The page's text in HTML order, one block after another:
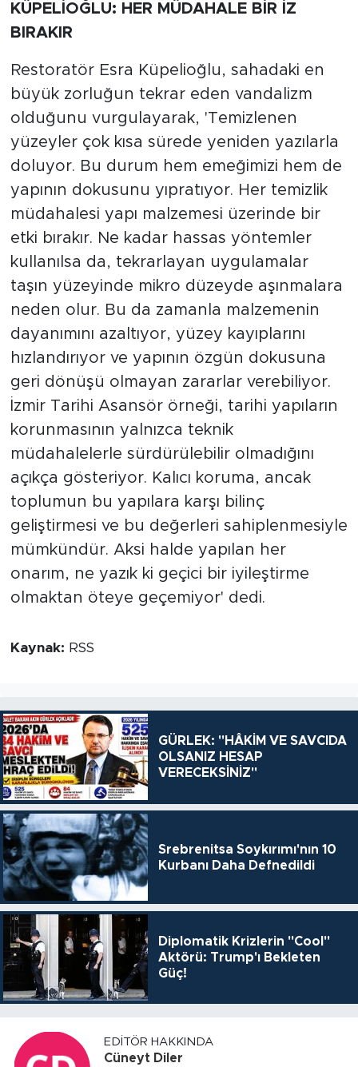
KÜPELİOĞLU: HER MÜDAHALE BİR İZ
BIRAKIR
Restoratör Esra Küpelioğlu, sahadaki en
büyük zorluğun tekrar eden vandalizm
olduğunu vurgulayarak, 'Temizlenen
yüzeyler çok kısa sürede yeniden yazılarla
doluyor. Bu durum hem emeğimizi hem de
yapının dokusunu yıpratıyor. Her temizlik
müdahalesi yapı malzemesi üzerinde bir
etki bırakır. Ne kadar hassas yöntemler
kullanılsa da, tekrarlayan uygulamalar
taşın yüzeyinde mikro düzeyde aşınmalara
neden olur. Bu da zamanla malzemenin
dayanımını azaltıyor, yüzey kayıplarını
hızlandırıyor ve yapının özgün dokusuna
geri dönüşü olmayan zararlar verebiliyor.
İzmir Tarihi Asansör örneği, tarihi yapıların
korunmasının yalnızca teknik
müdahalelerle sürdürülebilir olmadığını
açıkça gösteriyor. Kalıcı koruma, ancak
toplumun bu yapılara karşı bilinç
geliştirmesi ve bu değerleri sahiplenmesiyle
mümkündür. Aksi halde yapılan her
onarım, ne yazık ki geçici bir iyileştirme
olmaktan öteye geçemiyor' dedi.
Kaynak: RSS
GÜRLEK: "HÂKİM VE SAVCIDA
OLSANIZ HESAP
VERECEKSİNİZ"
Srebrenitsa Soykırımı'nın 10
Kurbanı Daha Defnedildi
Diplomatik Krizlerin "Cool"
Aktörü: Trump'ı Bekleten
Güç!
EDITÖR HAKKINDA
Cüneyt Diler